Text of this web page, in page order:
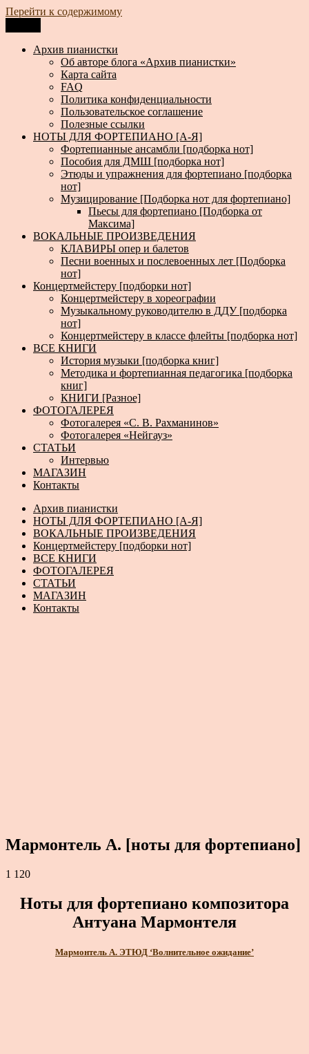
Перейти к содержимому
Архив пианистки
Всё для пианистов: ноты, книги, музыка, статьи…
Архив пианистки
Об авторе блога «Архив пианистки»
Карта сайта
FAQ
Политика конфиденциальности
Пользовательское соглашение
Полезные ссылки
НОТЫ ДЛЯ ФОРТЕПИАНО [А-Я]
Фортепианные ансамбли [подборка нот]
Пособия для ДМШ [подборка нот]
Этюды и упражнения для фортепиано [подборка
нот]
Музицирование [Подборка нот для фортепиано]
Пьесы для фортепиано [Подборка от
Максима]
ВОКАЛЬНЫЕ ПРОИЗВЕДЕНИЯ
КЛАВИРЫ опер и балетов
Песни военных и послевоенных лет [Подборка
нот]
Концертмейстеру [подборки нот]
Концертмейстеру в хореографии
Музыкальному руководителю в ДДУ [подборка
нот]
Концертмейстеру в классе флейты [подборка нот]
ВСЕ КНИГИ
История музыки [подборка книг]
Методика и фортепианная педагогика [подборка
книг]
КНИГИ [Разное]
ФОТОГАЛЕРЕЯ
Фотогалерея «С. В. Рахманинов»
Фотогалерея «Нейгауз»
СТАТЬИ
Интервью
МАГАЗИН
Контакты
Архив пианистки
НОТЫ ДЛЯ ФОРТЕПИАНО [А-Я]
ВОКАЛЬНЫЕ ПРОИЗВЕДЕНИЯ
Концертмейстеру [подборки нот]
ВСЕ КНИГИ
ФОТОГАЛЕРЕЯ
СТАТЬИ
МАГАЗИН
Контакты
Мармонтель А. [ноты для фортепиано]
1 120
Ноты для фортепиано композитора
Антуана Мармонтеля
Мармонтель А. ЭТЮД ‘Волнительное ожидание’